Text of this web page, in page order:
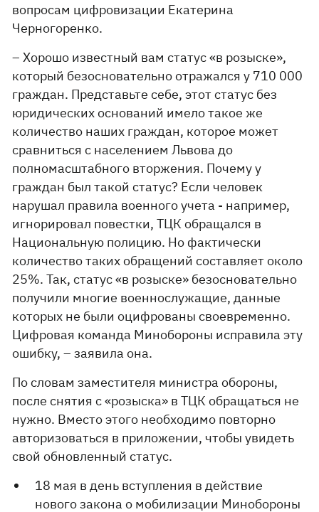
вопросам цифровизации Екатерина
Черногоренко.
– Хорошо известный вам статус «в розыске»,
который безосновательно отражался у 710 000
граждан. Представьте себе, этот статус без
юридических оснований имело такое же
количество наших граждан, которое может
сравниться с населением Львова до
полномасштабного вторжения. Почему у
граждан был такой статус? Если человек
нарушал правила военного учета - например,
игнорировал повестки, ТЦК обращался в
Национальную полицию. Но фактически
количество таких обращений составляет около
25%. Так, статус «в розыске» безосновательно
получили многие военнослужащие, данные
которых не были оцифрованы своевременно.
Цифровая команда Минобороны исправила эту
ошибку, – заявила она.
По словам заместителя министра обороны,
после снятия с «розыска» в ТЦК обращаться не
нужно. Вместо этого необходимо повторно
авторизоваться в приложении, чтобы увидеть
свой обновленный статус.
18 мая в день вступления в действие
нового закона о мобилизации Минобороны